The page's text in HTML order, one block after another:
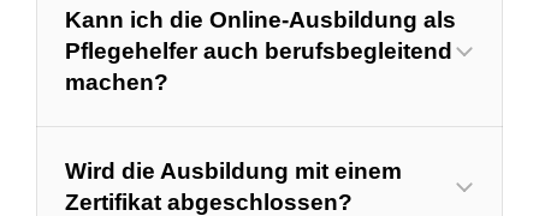
Kann ich die Online-Ausbildung als
Pflegehelfer auch berufsbegleitend
machen?
Wird die Ausbildung mit einem
Zertifikat abgeschlossen?